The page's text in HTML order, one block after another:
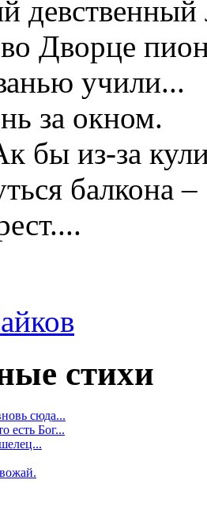
девственный
Дворце
учили...
за окном.
бы из-за
балкона –
стихи
сюда...
есть Бог...